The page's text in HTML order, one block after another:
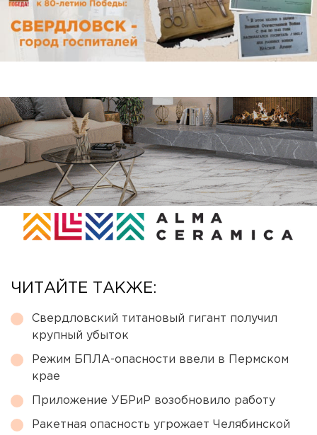
ЧИТАЙТЕ ТАКЖЕ:
Свердловский титановый гигант получил
крупный убыток
Режим БПЛА-опасности ввели в Пермском
крае
Приложение УБРиР возобновило работу
Ракетная опасность угрожает Челябинской